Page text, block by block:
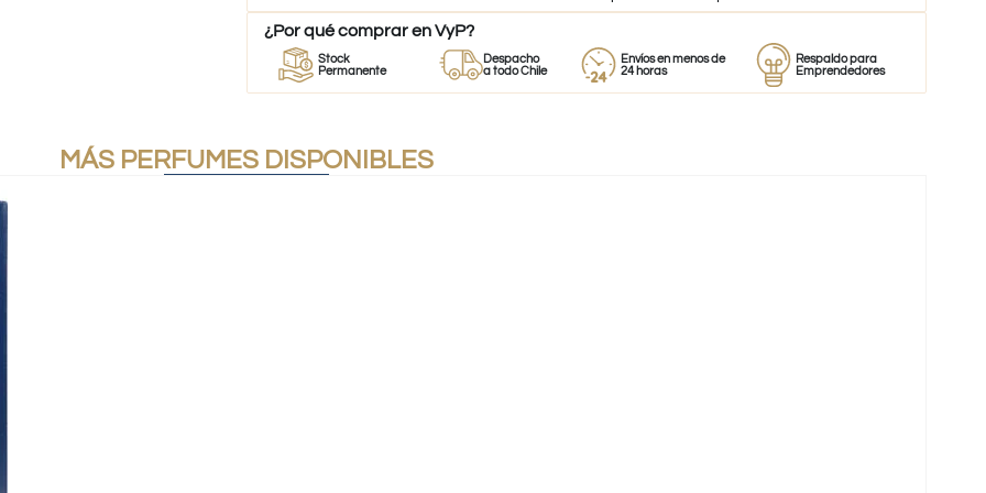
¿Por qué comprar en VyP?
Stock
Permanente
Despacho
a todo Chile
Envíos en menos de
24 horas
Respaldo para
Emprendedores
MÁS PERFUMES DISPONIBLES